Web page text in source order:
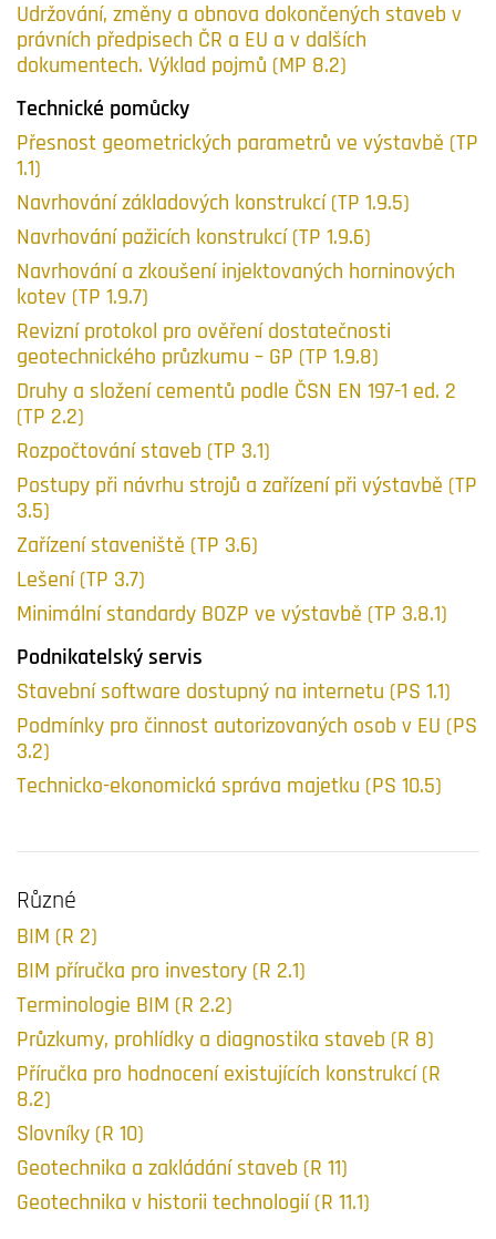
Udržování, změny a obnova dokončených staveb v
právních předpisech ČR a EU a v dalších
dokumentech. Výklad pojmů (MP 8.2)
Technické pomůcky
Přesnost geometrických parametrů ve výstavbě (TP
1.1)
Navrhování základových konstrukcí (TP 1.9.5)
Navrhování pažicích konstrukcí (TP 1.9.6)
Navrhování a zkoušení injektovaných horninových
kotev (TP 1.9.7)
Revizní protokol pro ověření dostatečnosti
geotechnického průzkumu – GP (TP 1.9.8)
Druhy a složení cementů podle ČSN EN 197-1 ed. 2
(TP 2.2)
Rozpočtování staveb (TP 3.1)
Postupy při návrhu strojů a zařízení při výstavbě (TP
3.5)
Zařízení staveniště (TP 3.6)
Lešení (TP 3.7)
Minimální standardy BOZP ve výstavbě (TP 3.8.1)
Podnikatelský servis
Stavební software dostupný na internetu (PS 1.1)
Podmínky pro činnost autorizovaných osob v EU (PS
3.2)
Technicko-ekonomická správa majetku (PS 10.5)
Různé
BIM (R 2)
BIM příručka pro investory (R 2.1)
Terminologie BIM (R 2.2)
Průzkumy, prohlídky a diagnostika staveb (R 8)
Příručka pro hodnocení existujících konstrukcí (R
8.2)
Slovníky (R 10)
Geotechnika a zakládání staveb (R 11)
Geotechnika v historii technologií (R 11.1)